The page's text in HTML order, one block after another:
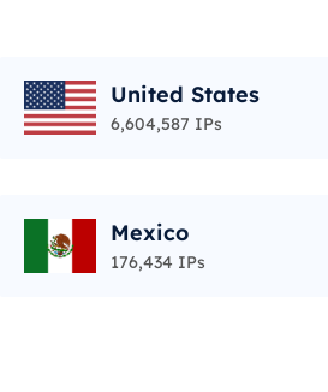
United States
6,604,587 IPs
Mexico
176,434 IPs